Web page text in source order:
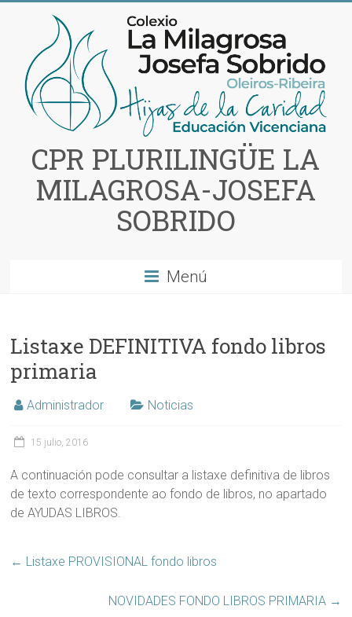
contenido
CPR PLURILINGÜE LA
MILAGROSA-JOSEFA
SOBRIDO
Menú
Listaxe DEFINITIVA fondo libros
primaria
Administrador Noticias
15 julio, 2016
A continuación pode consultar a listaxe definitiva de libros
de texto correspondente ao fondo de libros, no apartado
de AYUDAS LIBROS.
← Listaxe PROVISIONAL fondo libros
NOVIDADES FONDO LIBROS PRIMARIA →